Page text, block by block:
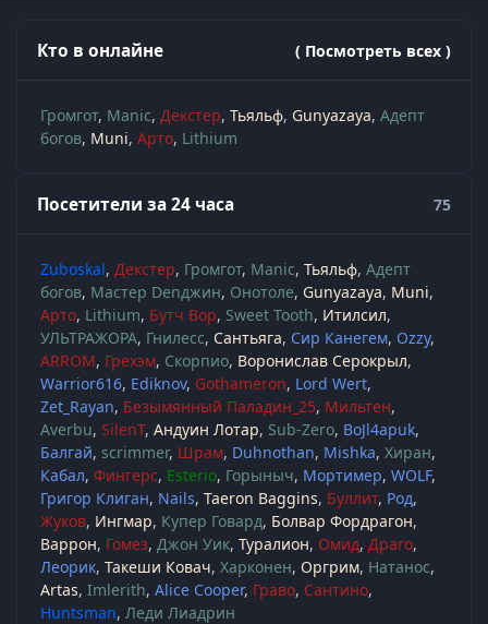
Кто в онлайне ( Посмотреть всех )
Громгот Manic Декстер Тьяльф Gunyazaya Адепт
богов Muni Арто Lithium
Посетители за 24 часа 75
Zuboskal Декстер Громгот Manic Тьяльф Адепт
богов Мастер Denджин Онотоле Gunyazaya Muni
Арто Lithium Бутч Вор Sweet Tooth Итилсил
УЛЬТРАЖОРА Гнилесс Сантьяга Сир Канегем Ozzy
ARROM Грехэм Скорпио Воронислав Серокрыл
Warrior616 Ediknov Gothameron Lord Wert
Zet_Rayan Безымянный Паладин_25 Мильтен
Averbu SilenT Андуин Лотар Sub-Zero BoJl4apuk
Балгай scrimmer Шрам Duhnothan Mishka Хиран
Кабал Фингерс Esterio Горыныч Мортимер WOLF
Григор Клиган Nails Taeron Baggins Буллит Род
Жуков Ингмар Купер Говард Болвар Фордрагон
Варрон Гомез Джон Уик Туралион Омид Драго
Леорик Такеши Ковач Харконен Оргрим Натанос
Artas Imlerith Alice Cooper Граво Сантино
Huntsman Леди Лиадрин